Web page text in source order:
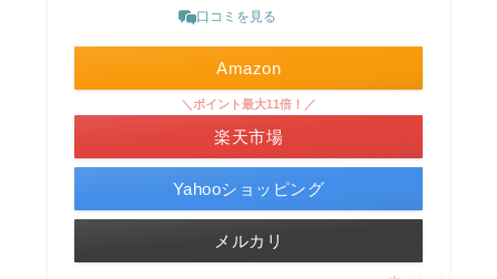
口コミを見る
Amazon
＼ポイント最大11倍！／
楽天市場
Yahooショッピング
メルカリ